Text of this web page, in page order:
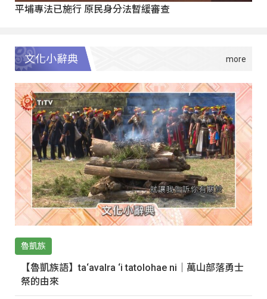
平埔專法已施行 原民身分法暫緩審查
文化小辭典
魯凱族
【魯凱族語】ta‘avalra ‘i tatolohae ni｜萬山部落勇士
祭的由來